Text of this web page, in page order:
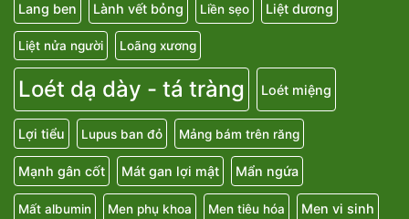
Lang ben Lành vết bỏng Liền sẹo Liệt dương
Liệt nửa người Loãng xương
Loét dạ dày - tá tràng Loét miệng
Lợi tiểu Lupus ban đỏ Mảng bám trên răng
Mạnh gân cốt Mát gan lợi mật Mẩn ngứa
Mất albumin Men phụ khoa Men tiêu hóa Men vi sinh